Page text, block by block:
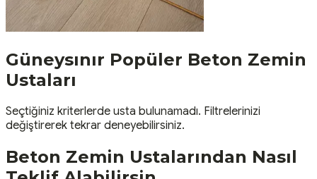
Güneysınır Popüler Beton Zemin
Ustaları
Seçtiğiniz kriterlerde usta bulunamadı. Filtrelerinizi
değiştirerek tekrar deneyebilirsiniz.
Beton Zemin Ustalarından Nasıl